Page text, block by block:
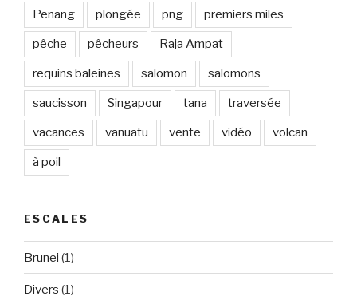
Penang plongée png premiers miles
pêche pêcheurs Raja Ampat
requins baleines salomon salomons
saucisson Singapour tana traversée
vacances vanuatu vente vidéo volcan
à poil
ESCALES
Brunei (1)
Divers (1)